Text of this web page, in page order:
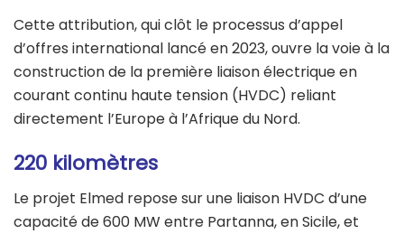
Cette attribution, qui clôt le processus d’appel
d’offres international lancé en 2023, ouvre la voie à la
construction de la première liaison électrique en
courant continu haute tension (HVDC) reliant
directement l’Europe à l’Afrique du Nord.
220 kilomètres
Le projet Elmed repose sur une liaison HVDC d’une
capacité de 600 MW entre Partanna, en Sicile, et